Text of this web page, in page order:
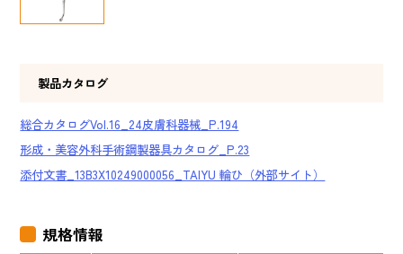
製品カタログ
総合カタログVol.16_24皮膚科器械_P.194
形成・美容外科手術鋼製器具カタログ_P.23
添付文書_13B3X10249000056_TAIYU 輪ひ（外部サイト）
規格情報